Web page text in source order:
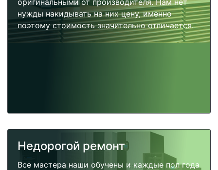
оригинальными от производителя. Нам нет
нужды накидывать на них цену, именно
поэтому стоимость значительно отличается.
Недорогой ремонт
Все мастера наши обучены и каждые пол года